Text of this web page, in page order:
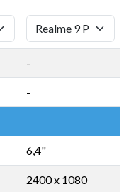
-
-
6,4"
2400 x 1080